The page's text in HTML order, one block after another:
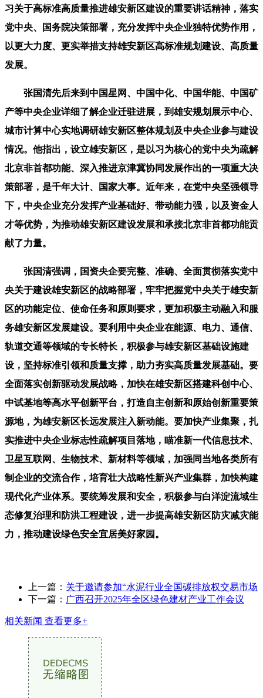
习关于高标准高质量推进雄安新区建设的重要讲话精神，落实
党中央、国务院决策部署，充分发挥中央企业独特优势作用，
以更大力度、更实举措支持雄安新区高标准规划建设、高质量
发展。
张国清先后来到中国星网、中国中化、中国华能、中国矿
产等中央企业详细了解企业迁驻进展，到雄安规划展示中心、
城市计算中心实地调研雄安新区整体规划及中央企业参与建设
情况。他指出，设立雄安新区，是以习为核心的党中央为疏解
北京非首都功能、深入推进京津冀协同发展作出的一项重大决
策部署，是千年大计、国家大事。近年来，在党中央坚强领导
下，中央企业充分发挥产业基础好、带动能力强，以及资金人
才等优势，为推动雄安新区建设发展和承接北京非首都功能贡
献了力量。
张国清强调，国资央企要完整、准确、全面贯彻落实党中
央关于建设雄安新区的战略部署，牢牢把握党中央关于雄安新
区的功能定位、使命任务和原则要求，更加积极主动融入和服
务雄安新区发展建设。要利用中央企业在能源、电力、通信、
轨道交通等领域的专长特长，积极参与雄安新区基础设施建
设，坚持标准引领和质量支撑，助力夯实高质量发展基础。要
全面落实创新驱动发展战略，加快在雄安新区搭建科创中心、
中试基地等高水平创新平台，打造自主创新和原始创新重要策
源地，为雄安新区长远发展注入新动能。要加快产业集聚，扎
实推进中央企业标志性疏解项目落地，瞄准新一代信息技术、
卫星互联网、生物技术、新材料等领域，加强同当地各类所有
制企业的交流合作，培育壮大战略性新兴产业集群，加快构建
现代化产业体系。要统筹发展和安全，积极参与白洋淀流域生
态修复治理和防洪工程建设，进一步提高雄安新区防灾减灾能
力，推动建设绿色安全宜居美好家园。
上一篇： 关于邀请参加“水泥行业全国碳排放权交易市场
下一篇： 广西召开2025年全区绿色建材产业工作会议
相关新闻 查看更多+